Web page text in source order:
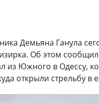
Демьяна Ганула
Об этом
из Южного в Одессу,
открыли стрельбу в